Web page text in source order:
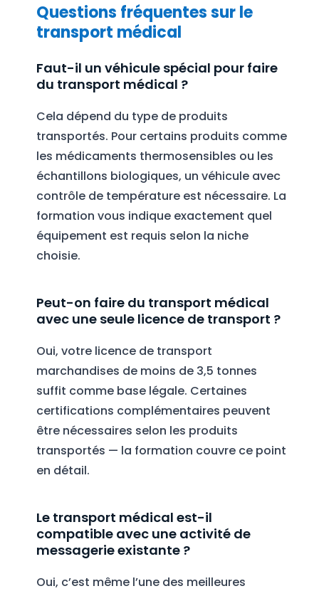
Questions fréquentes sur le
transport médical
Faut-il un véhicule spécial pour faire
du transport médical ?
Cela dépend du type de produits
transportés. Pour certains produits comme
les médicaments thermosensibles ou les
échantillons biologiques, un véhicule avec
contrôle de température est nécessaire. La
formation vous indique exactement quel
équipement est requis selon la niche
choisie.
Peut-on faire du transport médical
avec une seule licence de transport ?
Oui, votre licence de transport
marchandises de moins de 3,5 tonnes
suffit comme base légale. Certaines
certifications complémentaires peuvent
être nécessaires selon les produits
transportés — la formation couvre ce point
en détail.
Le transport médical est-il
compatible avec une activité de
messagerie existante ?
Oui, c’est même l’une des meilleures